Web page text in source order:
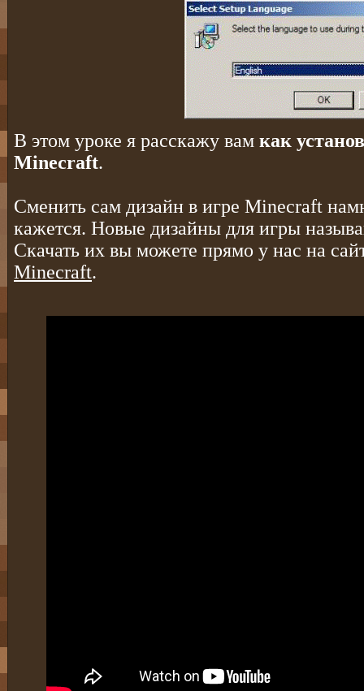
В этом уроке я расскажу вам как
Minecraft.
Сменить сам дизайн в игре Minecraft
кажется. Новые дизайны для игры
Скачать их вы можете прямо у нас на
Minecraft.